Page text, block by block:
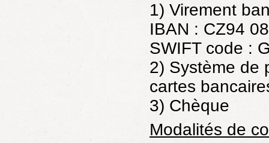
1) Virement
IBAN : CZ94
SWIFT code :
2) Système de
cartes
3) Chèque
Modalités de